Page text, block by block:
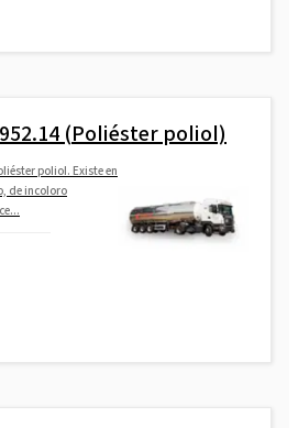
(Poliéster poliol)
poliol. Existe en
de incoloro